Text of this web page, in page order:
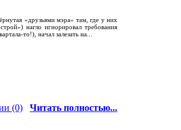
«друзьями мэра» там, где у них
нагло игнорировал требования
то!), начал залезать на...
(0) Читать полностью...